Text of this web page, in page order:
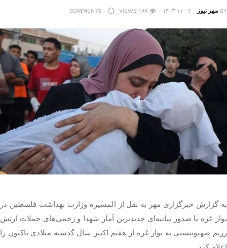
حفظ حریم شخصی
قوانین بازنشر
تبلیغات راه نو نیوز
آوین دیلی
تک کده
پایگاه خبری آبان
BY مهر نیوز ۱۴۰۳-۱۱-۰۲ ۱۷۸ VIEWS ۰ COMMENTS
به گزارش خبرگزاری مهر به نقل از المسیره وزارت بهداشت فلسطین در
نوار غزه با صدور بیانیه‌ای جدیدترین آمار شهدا و زخمی‌های حملات ارتش
رژیم صهیونیستی به نوار غزه از هفتم اکتبر سال گذشته میلادی تاکنون را